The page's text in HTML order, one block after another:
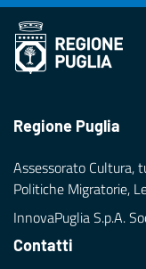
Regione Puglia
Assessorato Cultura,
Politiche Migratorie,
InnovaPuglia S.p.A.
Contatti